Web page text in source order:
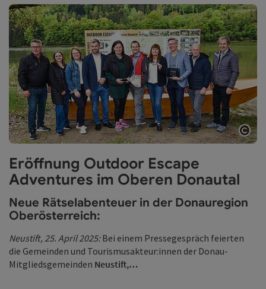
Eröffnung Outdoor Escape
Adventures im Oberen Donautal
Neue Rätselabenteuer in der Donauregion
Oberösterreich:
Neustift, 25. April 2025:Bei einem Pressegespräch feierten
die Gemeinden und Tourismusakteur:innen der Donau-
Mitgliedsgemeinden Neustift,…